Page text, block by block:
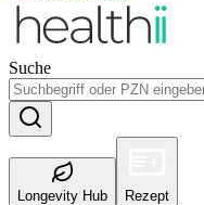
Suche
Longevity Hub Rezept